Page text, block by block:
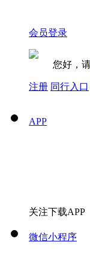
会员登录
您好，
注册 同行入口
APP
关注下载APP
微信小程序